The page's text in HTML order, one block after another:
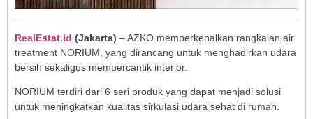
RealEstat.id (Jakarta) – AZKO memperkenalkan rangkaian air
treatment NORIUM, yang dirancang untuk menghadirkan udara
bersih sekaligus mempercantik interior.
NORIUM terdiri dari 6 seri produk yang dapat menjadi solusi
untuk meningkatkan kualitas sirkulasi udara sehat di rumah.